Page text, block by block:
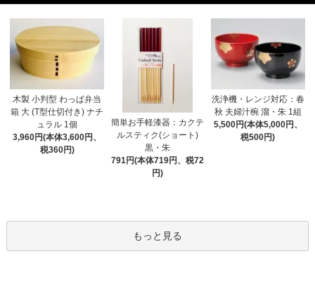
木製 小判型 わっぱ弁当
箱 大 (T型仕切付き) ナチ
ュラル 1個
3,960円(本体3,600円、
税360円)
簡単お手軽漆器：カクテ
ルスティク(ショート)
黒・朱
791円(本体719円、税72
円)
洗浄機・レンジ対応：春
秋 夫婦汁椀 溜・朱 1組
5,500円(本体5,000円、
税500円)
もっと見る